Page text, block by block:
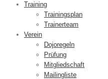
Training
Trainingsplan
Trainerteam
Verein
Dojoregeln
Prüfung
Mitgliedschaft
Mailingliste